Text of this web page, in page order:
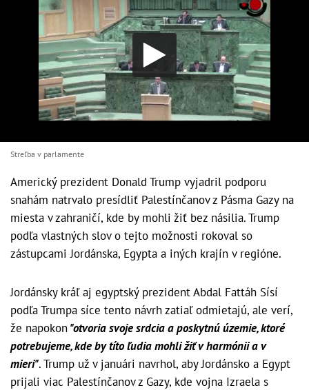
Streľba v parlamente
Americký prezident Donald Trump vyjadril podporu
snahám natrvalo presídliť Palestínčanov z Pásma Gazy na
miesta v zahraničí, kde by mohli žiť bez násilia. Trump
podľa vlastných slov o tejto možnosti rokoval so
zástupcami Jordánska, Egypta a iných krajín v regióne.
Jordánsky kráľ aj egyptský prezident Abdal Fattáh Sísí
podľa Trumpa síce tento návrh zatiaľ odmietajú, ale verí,
že napokon"otvoria svoje srdcia a poskytnú územie, ktoré
potrebujeme, kde by títo ľudia mohli žiť v harmónii a v
mieri". Trump už v januári navrhol, aby Jordánsko a Egypt
prijali viac Palestínčanov z Gazy, kde vojna Izraela s